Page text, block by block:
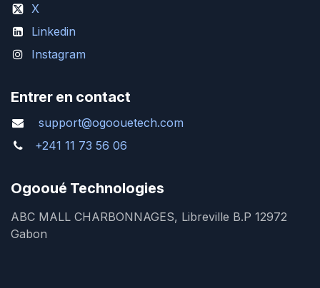
X
Linkedin
Instagram
Entrer en contact
support@ogoouetech.com
+241 11 73 56 06
Ogooué Technologies
ABC MALL CHARBONNAGES, Libreville B.P 12972
Gabon